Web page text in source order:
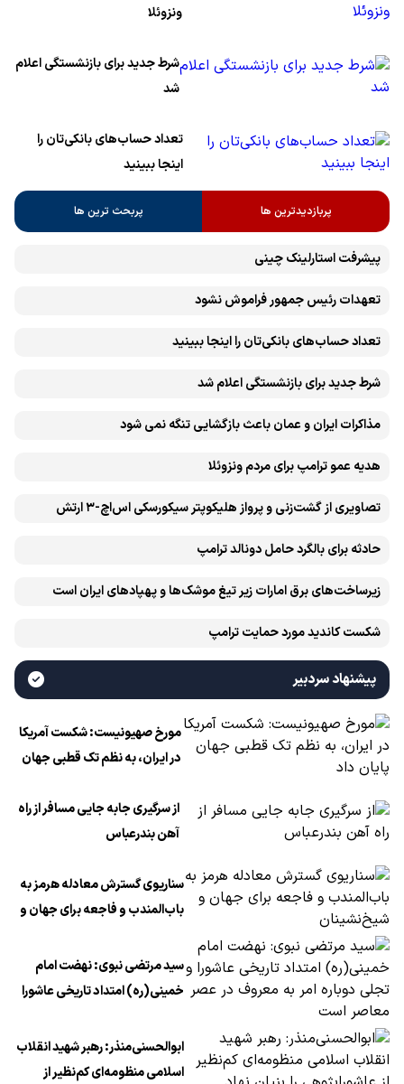
ونزوئلا
شرط جدید برای بازنشستگی اعلام
شد
تعداد حساب‌های بانکی‌تان را
اینجا ببینید
پربازدیدترین ها پربحث ترین ها
پیشرفت ‏استارلینک چینی
تعهدات رئیس جمهور فراموش نشود
تعداد حساب‌های بانکی‌تان را اینجا ببینید
شرط جدید برای بازنشستگی اعلام شد
مذاکرات ایران و عمان باعث بازگشایی تنگه نمی شود
هدیه عمو ترامپ برای مردم ونزوئلا
تصاویری از گشت‌زنی و پرواز هلیکوپتر سیکورسکی اس‌اچ-۳ ارتش
حادثه برای بالگرد حامل دونالد ترامپ
زیرساخت‌های برق امارات زیر تیغ موشک‌ها و پهپادهای ایران است
شکست کاندید مورد حمایت ترامپ
پیشنهاد سردبیر
مورخ صهیونیست: شکست آمریکا
در ایران، به نظم تک قطبی جهان
از سرگیری جابه جایی مسافر از راه
آهن بندرعباس
سناریوی گسترش معادله هرمز به
باب‌المندب و فاجعه برای جهان و
سید مرتضی نبوی: نهضت امام
خمینی(ره) امتداد تاریخی عاشورا
عصر معاصر است
ابوالحسنی‌منذر: رهبر شهید انقلاب
اسلامی منظومه‌ای کم‌نظیر از